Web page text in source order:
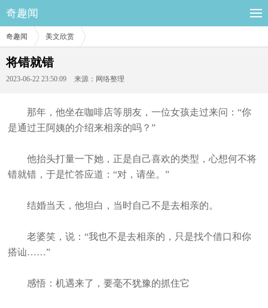
奇趣闻
奇趣闻 美文欣赏
将错就错
2023-06-22 23:50:09 来源：网络整理
那年，他坐在咖啡店等朋友，一位女孩走过来问：“你
是通过王阿姨的介绍来相亲的吗？”
他抬头打量一下她，正是自己喜欢的类型，心想何不将
错就错，于是忙答应道：“对，请坐。”
结婚当天，他坦白，当时自己不是去相亲的。
老婆笑，说：“我也不是去相亲的，只是找个借口和你
搭讪……”
感悟：机遇来了，要毫不犹豫的抓住它